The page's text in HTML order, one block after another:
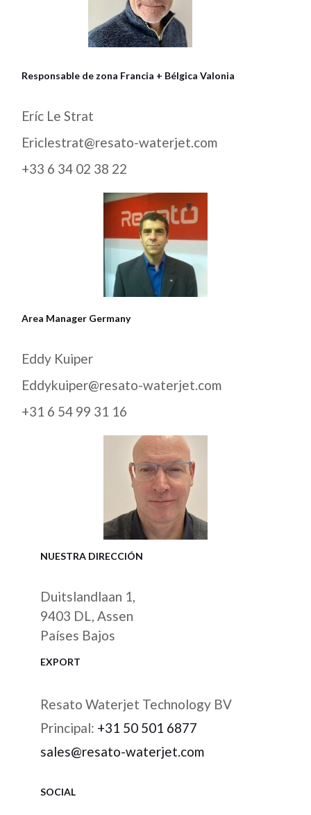
Responsable de zona Francia + Bélgica Valonia
Eríc Le Strat
Ericlestrat@resato-waterjet.com
+33 6 34 02 38 22
Area Manager Germany
Eddy Kuiper
Eddykuiper@resato-waterjet.com
+31 6 54 99 31 16
NUESTRA DIRECCIÓN
Duitslandlaan 1,
9403 DL, Assen
Países Bajos
EXPORT
Resato Waterjet Technology BV
Principal: +31 50 501 6877
sales@resato-waterjet.com
SOCIAL